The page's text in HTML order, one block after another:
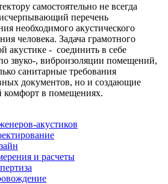
самостоятельно не всегда
исчерпывающий перечень
необходимого акустического
человека. Задача грамотного
акустике - соединить в себе
звуко-, виброизоляции помещений,
санитарные требования
документов, но и создающие
комфорт в помещениях.
акустиков
и расчеты